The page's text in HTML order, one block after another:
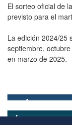
El sorteo oficial de
previsto para el
La edición 2024/25
septiembre,
en marzo de 2025.